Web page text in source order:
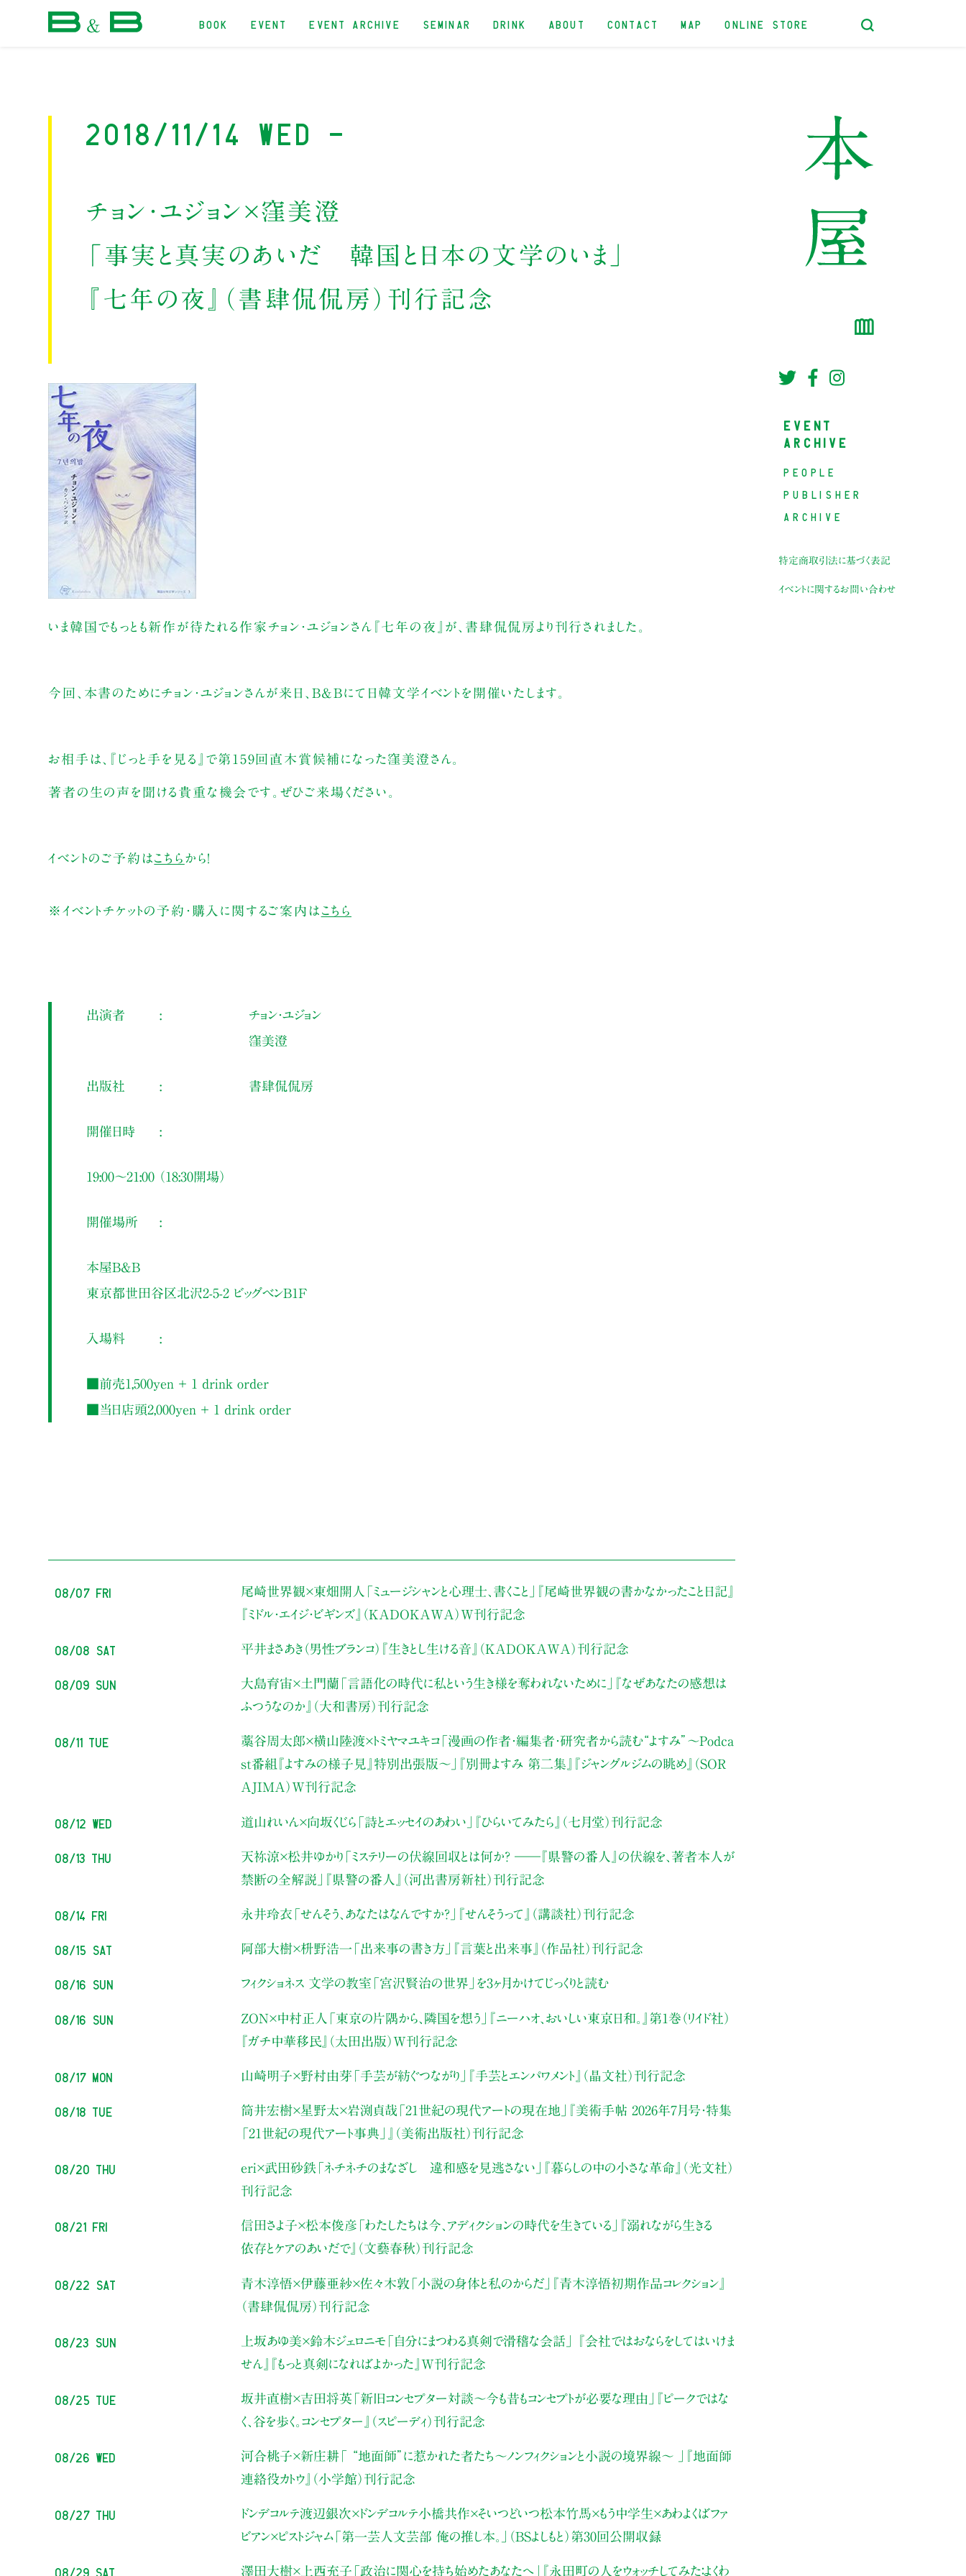
BOOK EVENT EVENT ARCHIVE SEMINAR DRINK ABOUT CONTACT MAP ONLINE STORE
2018/11/14 Wed -
チョン・ユジョン×窪美澄
「事実と真実のあいだ 韓国と日本の文学のいま」
『七年の夜』（書肆侃侃房）刊行記念
いま韓国でもっとも新作が待たれる作家チョン・ユジョンさん『七年の夜』が、書肆侃侃房より刊行されました。
今回、本書のためにチョン・ユジョンさんが来日、B&Bにて日韓文学イベントを開催いたします。
お相手は、『じっと手を見る』で第159回直木賞候補になった窪美澄さん。
著者の生の声を聞ける貴重な機会です。ぜひご来場ください。
イベントのご予約はこちら から！
※イベントチケットの予約・購入に関するご案内は こちら
出演者
チョン・ユジョン
窪美澄
出版社 書肆侃侃房
開催日時
19:00～21:00 （18:30開場）
開催場所
本屋B&B
東京都世田谷区北沢2-5-2 ビッグベンB1F
入場料
■前売1,500yen ＋ 1 drink order
■当日店頭2,000yen ＋ 1 drink order
08/07 Fri 尾崎世界観×東畑開人 「ミュージシャンと心理士、書くこと」
『尾崎世界観の書かなかったこと日記』
『ミドル・エイジ・ビギンズ』（KADOKAWA）W刊行記念
08/08 Sat 平井まさあき（男性ブランコ） 『生きとし生ける音』（KADOKAWA）刊行記念
08/09 Sun 大島育宙×土門蘭 「言語化の時代に私という生き様を奪われないために」
『なぜあなたの感想は
ふつうなのか』（大和書房）刊行記念
08/11 Tue 藁谷周太郎×横山陸渡×トミヤマユキコ「漫画の作者・編集者・研究者から読む“よすみ” 〜Podca
st番組『よすみの様子見』特別出張版〜」
『別冊よすみ 第二集』『ジャングルジムの眺め』（SOR
AJIMA）W刊行記念
08/12 Wed 道山れいん×向坂くじら 「詩とエッセイのあわい」 『ひらいてみたら』（七月堂）刊行記念
08/13 Thu 天祢涼×松井ゆかり 「ミステリーの伏線回収とは何か？ ――『県警の番人』の伏線を、著者本人が
禁断の全解説」
『県警の番人』（河出書房新社）刊行記念
08/14 Fri 永井玲衣 「せんそう、あなたはなんですか？」 『せんそうって』（講談社）刊行記念
08/15 Sat 阿部大樹×枡野浩一 「出来事の書き方」 『言葉と出来事』（作品社）刊行記念
08/16 Sun フィクショネス 文学の教室 「宮沢賢治の世界」を3ヶ月かけてじっくりと読む
08/16 Sun ZON×中村正人 「東京の片隅から、隣国を想う」
『ニーハオ、おいしい東京日和。』第1巻（リイド社）
『ガチ中華移民』（太田出版）W刊行記念
08/17 Mon 山崎明子×野村由芽 「手芸が紡ぐつながり」 『手芸とエンパワメント』（晶文社）刊行記念
08/18 Tue 筒井宏樹×星野太×岩渕貞哉 「21世紀の現代アートの現在地」 『美術手帖 2026年7月号・特集
「21世紀の現代アート事典」』（美術出版社）刊行記念
08/20 Thu eri×武田砂鉄「ネチネチのまなざし 違和感を見逃さない」
『暮らしの中の小さな革命』（光文社）
刊行記念
08/21 Fri 信田さよ子×松本俊彦 「わたしたちは今、アディクションの時代を生きている」
『溺れながら生きる
依存とケアのあいだで』（文藝春秋）刊行記念
08/22 Sat 青木淳悟×伊藤亜紗×佐々木敦 「小説の身体と私のからだ」
『青木淳悟初期作品コレクション』
（書肆侃侃房）刊行記念
08/23 Sun 上坂あゆ美×鈴木ジェロニモ 「自分にまつわる真剣で滑稽な会話」
『会社ではおならをしてはいけま
せん』『もっと真剣になればよかった』W刊行記念
08/25 Tue 坂井直樹×吉田将英「新旧コンセプター対談～今も昔もコンセプトが必要な理由」
『ピークではな
く、谷を歩く。コンセプター』（スピーディ）刊行記念
08/26 Wed 河合桃子×新庄耕「 “地面師”に惹かれた者たち〜ノンフィクションと小説の境界線〜 」
『地面師
連絡役カトウ』（小学館）刊行記念
08/27 Thu
ドンデコルテ渡辺銀次×ドンデコルテ小橋共作×そいつどいつ松本竹馬×もう中学生×あわよくばファ
ビアン×ピストジャム「第一芸人文芸部 俺の推し本。」（BSよしもと） 第30回公開収録
08/29 Sat 澤田大樹×上西充子 「政治に関心を持ち始めたあなたへ」 『永田町の人をウォッチしてみた：よくわ
EVENT
ARCHIVE
PEOPLE
PUBLISHER
ARCHIVE
特定商取引法に基づく表記
イベントに関するお問い合わせ